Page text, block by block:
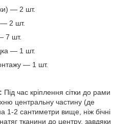
— 2 шт.
— 2 шт.
7 шт.
— 1 шт.
— 1 шт.
Під час кріплення сітки до рами
центральну частину (де
1-2 сантиметри вище, ніж бічні
тканини до центру, завдяки